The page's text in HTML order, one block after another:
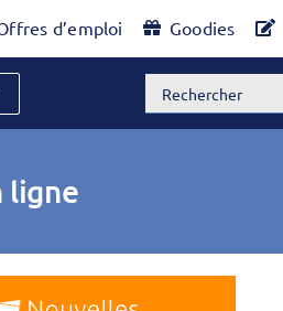
d’emploi Goodies
Rechercher:
ligne